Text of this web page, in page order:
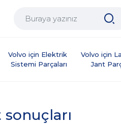
Volvo için Elektrik
Sistemi Parçaları
Volvo için
Jant